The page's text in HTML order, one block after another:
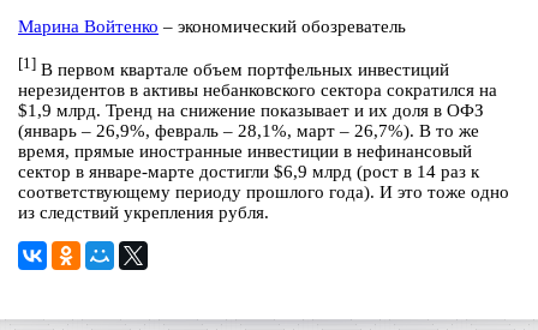
Марина Войтенко – экономический обозреватель
[1] В первом квартале объем портфельных инвестиций
нерезидентов в активы небанковского сектора сократился на
$1,9 млрд. Тренд на снижение показывает и их доля в ОФЗ
(январь – 26,9%, февраль – 28,1%, март – 26,7%). В то же
время, прямые иностранные инвестиции в нефинансовый
сектор в январе-марте достигли $6,9 млрд (рост в 14 раз к
соответствующему периоду прошлого года). И это тоже одно
из следствий укрепления рубля.